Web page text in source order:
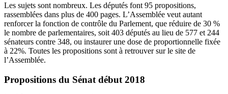
Les sujets sont nombreux. Les députés font 95 propositions,
rassemblées dans plus de 400 pages. L’Assemblée veut autant
renforcer la fonction de contrôle du Parlement, que réduire de 30 %
le nombre de parlementaires, soit 403 députés au lieu de 577 et 244
sénateurs contre 348, ou instaurer une dose de proportionnelle fixée
à 22%. Toutes les propositions sont à retrouver surle site de
l’Assemblée.
Propositions du Sénat début 2018